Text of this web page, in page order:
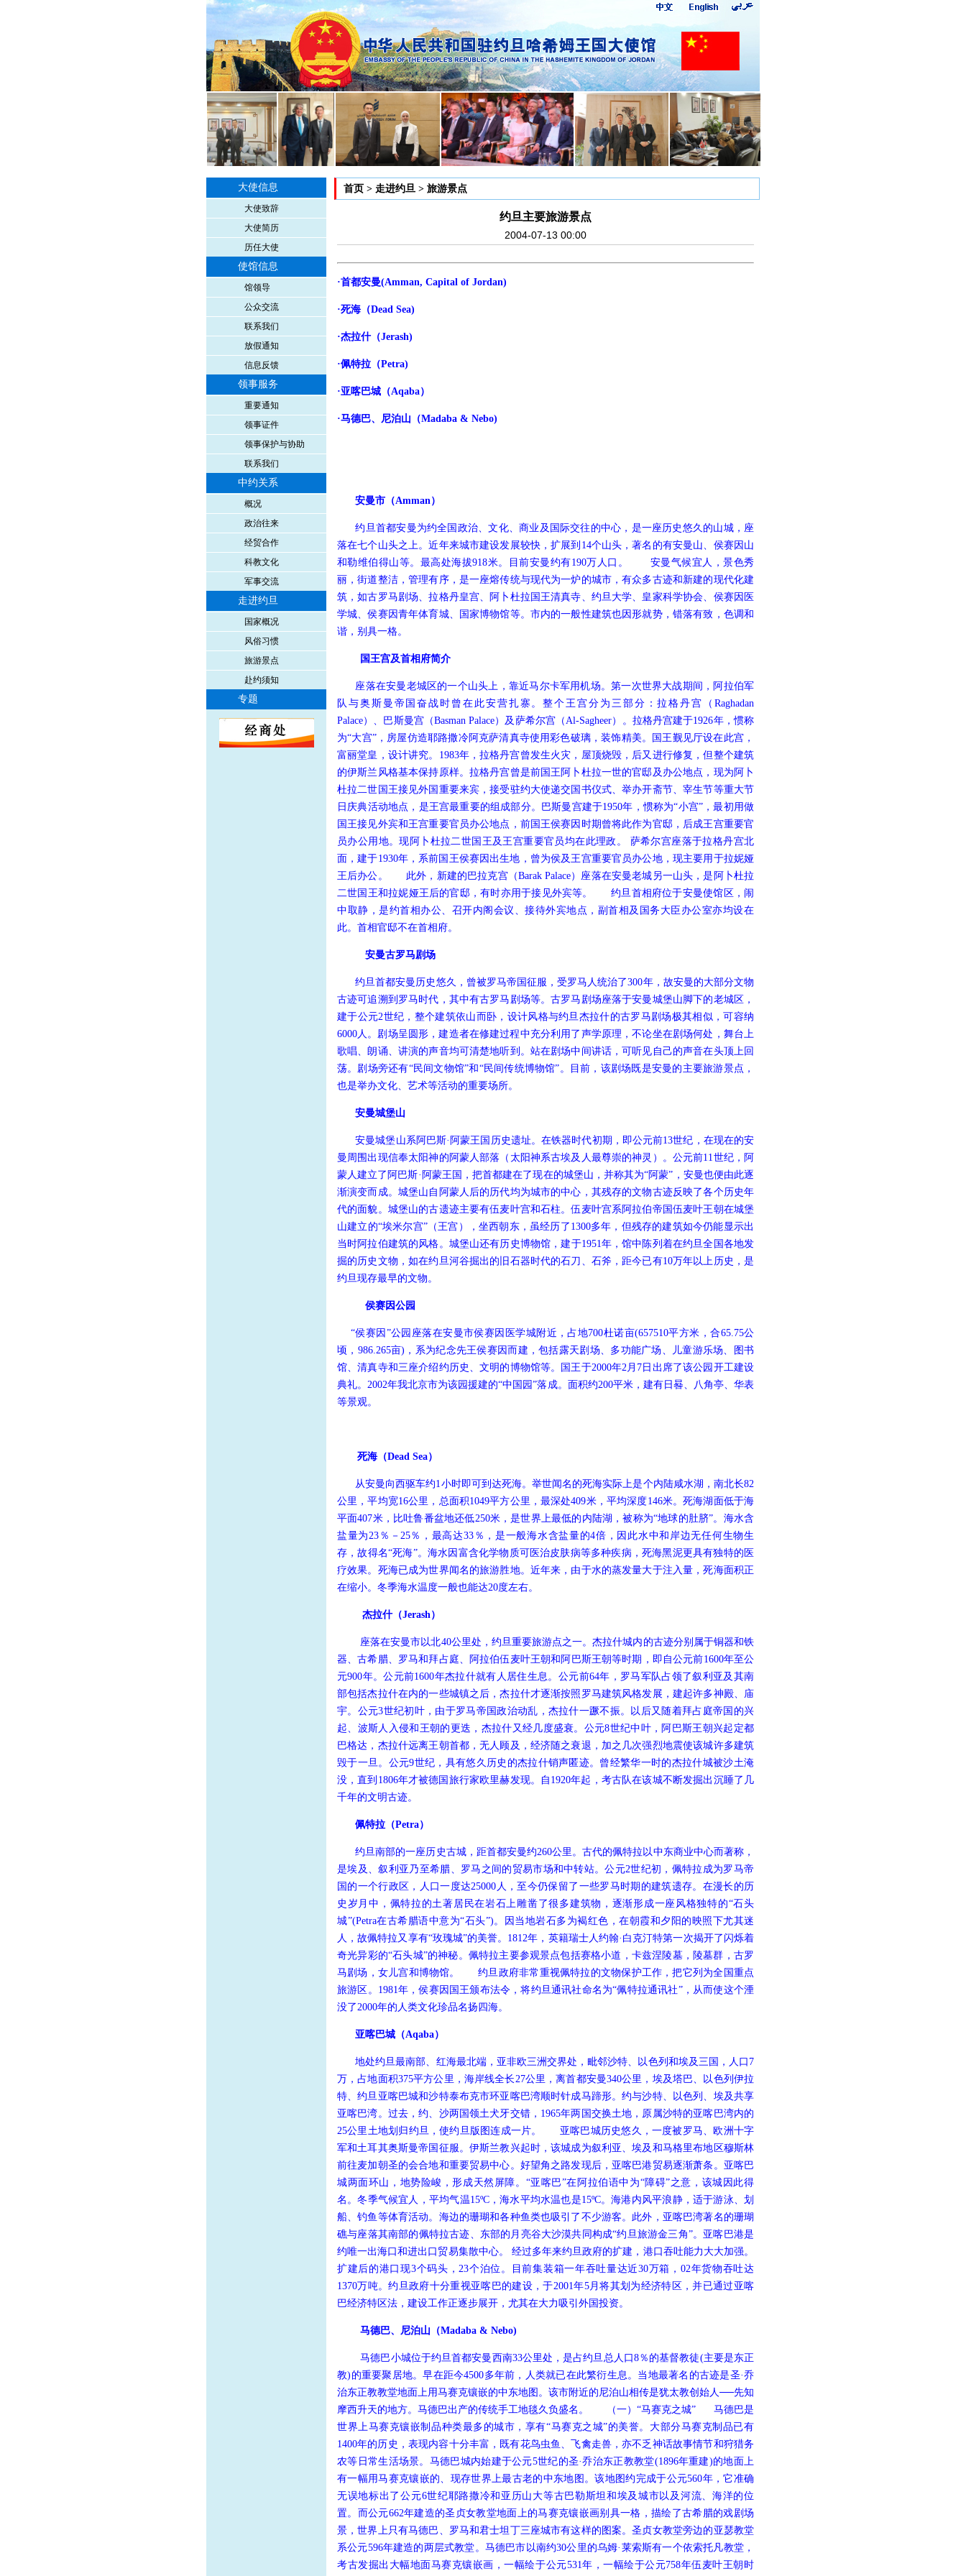
大使信息
大使致辞
大使简历
历任大使
使馆信息
馆领导
公众交流
联系我们
放假通知
信息反馈
领事服务
重要通知
领事证件
领事保护与协助
联系我们
中约关系
概况
政治往来
经贸合作
科教文化
军事交流
走进约旦
国家概况
风俗习惯
旅游景点
赴约须知
专题
首页 > 走进约旦 > 旅游景点
约旦主要旅游景点
2004-07-13 00:00
·首都安曼(Amman, Capital of Jordan)
·死海（Dead Sea)
·杰拉什（Jerash)
·佩特拉（Petra)
·亚喀巴城（Aqaba）
·马德巴、尼泊山（Madaba & Nebo)
安曼市（Amman）
约旦首都安曼为约全国政治、文化、商业及国际交往的中心，是一座历史悠久的山城，座
落在七个山头之上。近年来城市建设发展较快，扩展到14个山头，著名的有安曼山、侯赛因山
和勒维伯得山等。最高处海拔918米。目前安曼约有190万人口。
安曼气候宜人，景色秀
丽，街道整洁，管理有序，是一座熔传统与现代为一炉的城市，有众多古迹和新建的现代化建
筑，如古罗马剧场、拉格丹皇宫、阿卜杜拉国王清真寺、约旦大学、皇家科学协会、侯赛因医
学城、侯赛因青年体育城、国家博物馆等。市内的一般性建筑也因形就势，错落有致，色调和
谐，别具一格。
国王宫及首相府简介
座落在安曼老城区的一个山头上，靠近马尔卡军用机场。第一次世界大战期间，阿拉伯军
队与奥斯曼帝国奋战时曾在此安营扎寨。整个王宫分为三部分：拉格丹宫（Raghadan
Palace）、巴斯曼宫（Basman Palace）及萨希尔宫（Al-Sagheer）。拉格丹宫建于1926年，惯称
为“大宫”，房屋仿造耶路撒冷阿克萨清真寺使用彩色破璃，装饰精美。国王觐见厅设在此宫，
富丽堂皇，设计讲究。1983年，拉格丹宫曾发生火灾，屋顶烧毁，后又进行修复，但整个建筑
的伊斯兰风格基本保持原样。拉格丹宫曾是前国王阿卜杜拉一世的官邸及办公地点，现为阿卜
杜拉二世国王接见外国重要来宾，接受驻约大使递交国书仪式、举办开斋节、宰生节等重大节
日庆典活动地点，是王宫最重要的组成部分。巴斯曼宫建于1950年，惯称为“小宫”，最初用做
国王接见外宾和王宫重要官员办公地点，前国王侯赛因时期曾将此作为官邸，后成王宫重要官
员办公用地。现阿卜杜拉二世国王及王宫重要官员均在此理政。 萨希尔宫座落于拉格丹宫北
面，建于1930年，系前国王侯赛因出生地，曾为侯及王宫重要官员办公地，现主要用于拉妮娅
王后办公。
此外，新建的巴拉克宫（Barak Palace）座落在安曼老城另一山头，是阿卜杜拉
二世国王和拉妮娅王后的官邸，有时亦用于接见外宾等。
约旦首相府位于安曼使馆区，闹
中取静，是约首相办公、召开内阁会议、接待外宾地点，副首相及国务大臣办公室亦均设在
此。首相官邸不在首相府。
安曼古罗马剧场
约旦首都安曼历史悠久，曾被罗马帝国征服，受罗马人统治了300年，故安曼的大部分文物
古迹可追溯到罗马时代，其中有古罗马剧场等。古罗马剧场座落于安曼城堡山脚下的老城区，
建于公元2世纪，整个建筑依山而卧，设计风格与约旦杰拉什的古罗马剧场极其相似，可容纳
6000人。剧场呈圆形，建造者在修建过程中充分利用了声学原理，不论坐在剧场何处，舞台上
歌唱、朗诵、讲演的声音均可清楚地听到。站在剧场中间讲话，可听见自己的声音在头顶上回
荡。剧场旁还有“民间文物馆”和“民间传统博物馆”。目前，该剧场既是安曼的主要旅游景点，
也是举办文化、艺术等活动的重要场所。
安曼城堡山
安曼城堡山系阿巴斯·阿蒙王国历史遗址。在铁器时代初期，即公元前13世纪，在现在的安
曼周围出现信奉太阳神的阿蒙人部落（太阳神系古埃及人最尊崇的神灵）。公元前11世纪，阿
蒙人建立了阿巴斯·阿蒙王国，把首都建在了现在的城堡山，并称其为“阿蒙”，安曼也便由此逐
渐演变而成。城堡山自阿蒙人后的历代均为城市的中心，其残存的文物古迹反映了各个历史年
代的面貌。城堡山的古遗迹主要有伍麦叶宫和石柱。伍麦叶宫系阿拉伯帝国伍麦叶王朝在城堡
山建立的“埃米尔宫”（王宫），坐西朝东，虽经历了1300多年，但残存的建筑如今仍能显示出
当时阿拉伯建筑的风格。城堡山还有历史博物馆，建于1951年，馆中陈列着在约旦全国各地发
掘的历史文物，如在约旦河谷掘出的旧石器时代的石刀、石斧，距今已有10万年以上历史，是
约旦现存最早的文物。
侯赛因公园
“侯赛因”公园座落在安曼市侯赛因医学城附近，占地700杜诺亩(657510平方米，合65.75公
顷，986.265亩)，系为纪念先王侯赛因而建，包括露天剧场、多功能广场、儿童游乐场、图书
馆、清真寺和三座介绍约历史、文明的博物馆等。国王于2000年2月7日出席了该公园开工建设
典礼。2002年我北京市为该园援建的“中国园”落成。面积约200平米，建有日晷、八角亭、华表
等景观。
死海（Dead Sea）
从安曼向西驱车约1小时即可到达死海。举世闻名的死海实际上是个内陆咸水湖，南北长82
公里，平均宽16公里，总面积1049平方公里，最深处409米，平均深度146米。死海湖面低于海
平面407米，比吐鲁番盆地还低250米，是世界上最低的内陆湖，被称为“地球的肚脐”。海水含
盐量为23％－25％，最高达33％，是一般海水含盐量的4倍，因此水中和岸边无任何生物生
存，故得名“死海”。海水因富含化学物质可医治皮肤病等多种疾病，死海黑泥更具有独特的医
疗效果。死海已成为世界闻名的旅游胜地。近年来，由于水的蒸发量大于注入量，死海面积正
在缩小。冬季海水温度一般也能达20度左右。
杰拉什（Jerash）
座落在安曼市以北40公里处，约旦重要旅游点之一。杰拉什城内的古迹分别属于铜器和铁
器、古希腊、罗马和拜占庭、阿拉伯伍麦叶王朝和阿巴斯王朝等时期，即自公元前1600年至公
元900年。公元前1600年杰拉什就有人居住生息。公元前64年，罗马军队占领了叙利亚及其南
部包括杰拉什在内的一些城镇之后，杰拉什才逐渐按照罗马建筑风格发展，建起许多神殿、庙
宇。公元3世纪初叶，由于罗马帝国政治动乱，杰拉什一蹶不振。以后又随着拜占庭帝国的兴
起、波斯人入侵和王朝的更迭，杰拉什又经几度盛衰。公元8世纪中叶，阿巴斯王朝兴起定都
巴格达，杰拉什远离王朝首都，无人顾及，经济随之衰退，加之几次强烈地震使该城许多建筑
毁于一旦。公元9世纪，具有悠久历史的杰拉什销声匿迹。曾经繁华一时的杰拉什城被沙土淹
没，直到1806年才被德国旅行家欧里赫发现。自1920年起，考古队在该城不断发掘出沉睡了几
千年的文明古迹。
佩特拉（Petra）
约旦南部的一座历史古城，距首都安曼约260公里。古代的佩特拉以中东商业中心而著称，
是埃及、叙利亚乃至希腊、罗马之间的贸易市场和中转站。公元2世纪初，佩特拉成为罗马帝
国的一个行政区，人口一度达25000人，至今仍保留了一些罗马时期的建筑遗存。在漫长的历
史岁月中，佩特拉的土著居民在岩石上雕凿了很多建筑物，逐渐形成一座风格独特的“石头
城”(Petra在古希腊语中意为“石头”)。因当地岩石多为褐红色，在朝霞和夕阳的映照下尤其迷
人，故佩特拉又享有“玫瑰城”的美誉。1812年，英籍瑞士人约翰·白克汀特第一次揭开了闪烁着
奇光异彩的“石头城”的神秘。佩特拉主要参观景点包括赛格小道，卡兹涅陵墓，陵墓群，古罗
马剧场，女儿宫和博物馆。
约旦政府非常重视佩特拉的文物保护工作，把它列为全国重点
旅游区。1981年，侯赛因国王颁布法令，将约旦通讯社命名为“佩特拉通讯社”，从而使这个湮
没了2000年的人类文化珍品名扬四海。
亚喀巴城（Aqaba）
地处约旦最南部、红海最北端，亚非欧三洲交界处，毗邻沙特、以色列和埃及三国，人口7
万，占地面积375平方公里，海岸线全长27公里，离首都安曼340公里，埃及塔巴、以色列伊拉
特、约旦亚喀巴城和沙特泰布克市环亚喀巴湾顺时针成马蹄形。约与沙特、以色列、埃及共享
亚喀巴湾。过去，约、沙两国领土犬牙交错，1965年两国交换土地，原属沙特的亚喀巴湾内的
25公里土地划归约旦，使约旦版图连成一片。
亚喀巴城历史悠久，一度被罗马、欧洲十字
军和土耳其奥斯曼帝国征服。伊斯兰教兴起时，该城成为叙利亚、埃及和马格里布地区穆斯林
前往麦加朝圣的会合地和重要贸易中心。好望角之路发现后，亚喀巴港贸易逐渐萧条。亚喀巴
城两面环山，地势险峻，形成天然屏障。“亚喀巴”在阿拉伯语中为“障碍”之意，该城因此得
名。冬季气候宜人，平均气温15ºC，海水平均水温也是15ºC。海港内风平浪静，适于游泳、划
船、钓鱼等体育活动。海边的珊瑚和各种鱼类也吸引了不少游客。此外，亚喀巴湾著名的珊瑚
礁与座落其南部的佩特拉古迹、东部的月亮谷大沙漠共同构成“约旦旅游金三角”。亚喀巴港是
约唯一出海口和进出口贸易集散中心。 经过多年来约旦政府的扩建，港口吞吐能力大大加强。
扩建后的港口现3个码头，23个泊位。目前集装箱一年吞吐量达近30万箱，02年货物吞吐达
1370万吨。约旦政府十分重视亚喀巴的建设，于2001年5月将其划为经济特区，并已通过亚喀
巴经济特区法，建设工作正逐步展开，尤其在大力吸引外国投资。
马德巴、尼泊山（Madaba & Nebo)
马德巴小城位于约旦首都安曼西南33公里处，是占约旦总人口8％的基督教徒(主要是东正
教)的重要聚居地。早在距今4500多年前，人类就已在此繁衍生息。当地最著名的古迹是圣·乔
治东正教教堂地面上用马赛克镶嵌的中东地图。该市附近的尼泊山相传是犹太教创始人──先知
摩西升天的地方。马德巴出产的传统手工地毯久负盛名。
（一）“马赛克之城” 马德巴是
世界上马赛克镶嵌制品种类最多的城市，享有“马赛克之城”的美誉。大部分马赛克制品已有
1400年的历史，表现内容十分丰富，既有花鸟虫鱼、飞禽走兽，亦不乏神话故事情节和狩猎务
农等日常生活场景。马德巴城内始建于公元5世纪的圣·乔治东正教教堂(1896年重建)的地面上
有一幅用马赛克镶嵌的、现存世界上最古老的中东地图。该地图约完成于公元560年，它准确
无误地标出了公元6世纪耶路撒冷和亚历山大等古巴勒斯坦和埃及城市以及河流、海洋的位
置。而公元662年建造的圣贞女教堂地面上的马赛克镶嵌画别具一格，描绘了古希腊的戏剧场
景，世界上只有马德巴、罗马和君士坦丁三座城市有这样的图案。圣贞女教堂旁边的亚瑟教堂
系公元596年建造的两层式教堂。马德巴市以南约30公里的乌姆·莱索斯有一个依索托凡教堂，
考古发掘出大幅地面马赛克镶嵌画，一幅绘于公元531年，一幅绘于公元758年伍麦叶王朝时